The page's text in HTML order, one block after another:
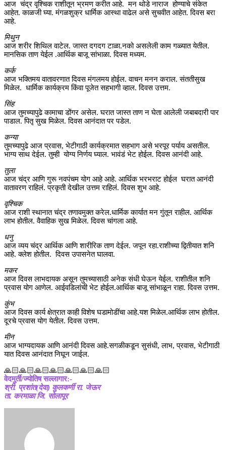
आज चंद्र वृश्चिक राशीतून भ्रमण करीत आहे. मन थोडे नाराज होण्याचे संकेत
आहेत. काळजी घ्या. मंगळशुक्र धार्मिक आस्था वाढेल असे सुचवीत आहेत. दिवस बरा
आहे.
मिथुन
आज शरीर शिथिल वाटेल. जास्त दगदग टाळा.नको असलेली काम गळ्यात येतील.
मानसिक ताण येईल .आर्थिक बाजू सांभाळा. दिवस मध्यम.
कर्क
आज भक्तिमय वातावरणात दिवस मंगलमय होईल. वाचन मनन कराल. संततीसुख
मिळेल. धार्मिक कार्यक्रम किंवा पूजेत सहभागी व्हाल. दिवस उत्तम.
सिंह
आज तुमच्यापुढे कामाचा डोंगर असेल. घरात जास्त ताण न घेता आलेली जबाबदारी पार
पाडाल. पितृ सुख मिळेल. दिवस आनंदात पर पडेल.
कन्या
तुमच्यापुढे आज प्रवास, भेटीगाठी कार्यक्रमात सहभाग असे भरपूर पर्याय असतील.
भाग्य साथ देईल. तुम्ही योग्य निर्णय घ्याल. भावंडं भेट होईल. दिवस आनंदी आहे.
तुला
आज चंद्र आणि गुरू नवपंचम योग आहे आहे. आर्थिक भरभराट होईल घरात आनंदी
वातावरण राहिलं. प्रकृती देखील उत्तम राहिलं. दिवस शुभ आहे.
वृश्चिक
आज राशी स्थानात चंद्र तणावमुक्त करेल.धार्मिक कार्यात मन गुंतून राहील. आर्थिक
लाभ होतील. वैवाहिक सुख मिळेल. दिवस चांगला आहे.
धनु
आज व्यय चंद्र आर्थिक आणि शारीरिक ताण देईल. जपून रहा.राशीच्या द्वितीयात शनि
आहे. क्लेश होतील. दिवस उपासनेत घालवा.
मकर
आज दिवस लाभदायक असून तुमच्यासाठी अनेक संधी घेऊन येईल. राशीतील शनि
प्रवास योग आणेल. आईवडिलांची भेट होईल.आर्थिक बाजू सांभाळून राहा. दिवस उत्तम.
कुंभ
आज दिवस कार्य क्षेत्रात काही विशेष घडामोडींचा आहे.यश मिळेल.आर्थिक लाभ होतील.
दूरचे प्रवास योग येतील. दिवस उत्तम.
मीन
आज भाग्यदायक आणि आनंदी दिवस आहे.सगळीकडून सुसंधी, लाभ, प्रवास, भेटीगाठी
यात दिवस आनंदात निघून जाईल.
🙏🏻🙏🏻🙏🏻🙏🏻🙏🏻🙏🏻🙏🏻
वेदमुर्ती/ज्योतिष सल्लागार:-
श्री. प्रशांत(देवा) कुलकर्णी रा. जेऊर
ता. करमाळा जि. सोलापूर